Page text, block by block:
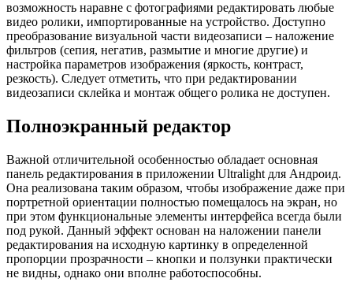
возможность наравне с фотографиями редактировать любые
видео ролики, импортированные на устройство. Доступно
преобразование визуальной части видеозаписи – наложение
фильтров (сепия, негатив, размытие и многие другие) и
настройка параметров изображения (яркость, контраст,
резкость). Следует отметить, что при редактировании
видеозаписи склейка и монтаж общего ролика не доступен.
Полноэкранный редактор
Важной отличительной особенностью обладает основная
панель редактирования в приложении Ultralight для Андроид.
Она реализована таким образом, чтобы изображение даже при
портретной ориентации полностью помещалось на экран, но
при этом функциональные элементы интерфейса всегда были
под рукой. Данный эффект основан на наложении панели
редактирования на исходную картинку в определенной
пропорции прозрачности – кнопки и ползунки практически
не видны, однако они вполне работоспособны.